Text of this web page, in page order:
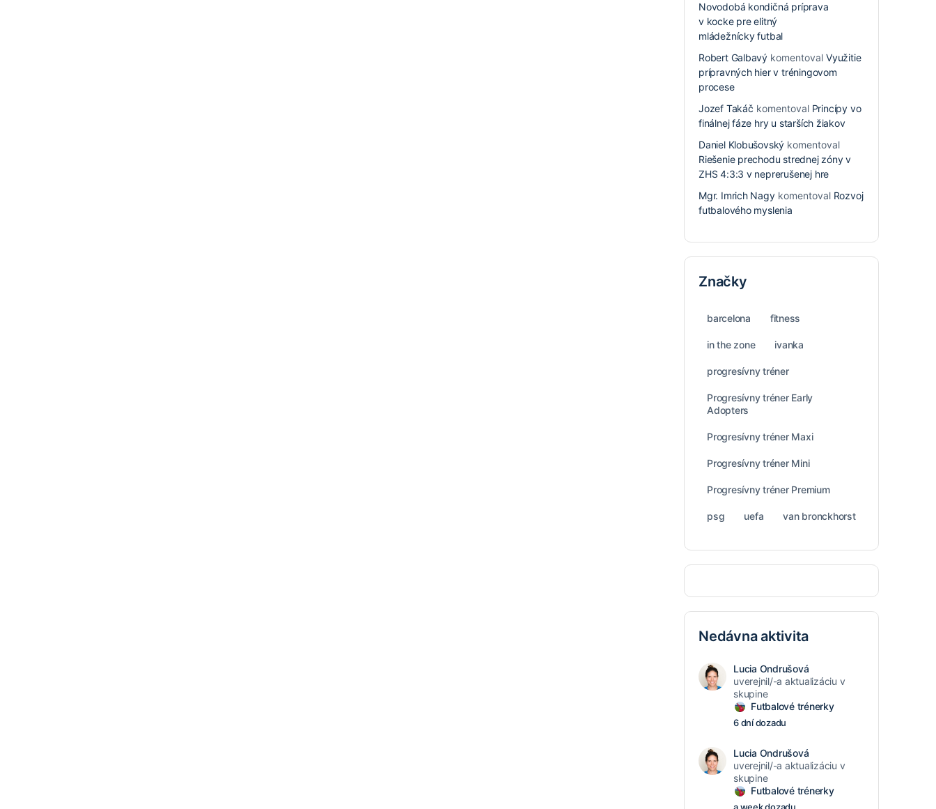
Novodobá kondičná príprava
v kocke pre elitný
mládežnícky futbal
Robert Galbavý komentovalVyužitie
prípravných hier v tréningovom
procese
Jozef Takáč komentoval Princípy vo
finálnej fáze hry u starších žiakov
Daniel Klobušovský komentoval
Riešenie prechodu strednej zóny v
ZHS 4:3:3 v neprerušenej hre
Mgr. Imrich Nagykomentoval Rozvoj
futbalového myslenia
Značky
barcelona fitness
in the zone ivanka
progresívny tréner
Progresívny tréner Early
Adopters
Progresívny tréner Maxi
Progresívny tréner Mini
Progresívny tréner Premium
psg uefa van bronckhorst
Nedávna aktivita
Lucia Ondrušová
uverejnil/-a aktualizáciu v
skupine
Futbalové trénerky
6 dní dozadu
Lucia Ondrušová
uverejnil/-a aktualizáciu v
skupine
Futbalové trénerky